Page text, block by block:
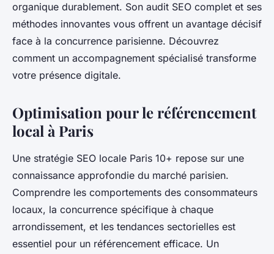
organique durablement. Son audit SEO complet et ses
méthodes innovantes vous offrent un avantage décisif
face à la concurrence parisienne. Découvrez
comment un accompagnement spécialisé transforme
votre présence digitale.
Optimisation pour le référencement
local à Paris
Une stratégie SEO locale Paris 10+ repose sur une
connaissance approfondie du marché parisien.
Comprendre les comportements des consommateurs
locaux, la concurrence spécifique à chaque
arrondissement, et les tendances sectorielles est
essentiel pour un référencement efficace. Un